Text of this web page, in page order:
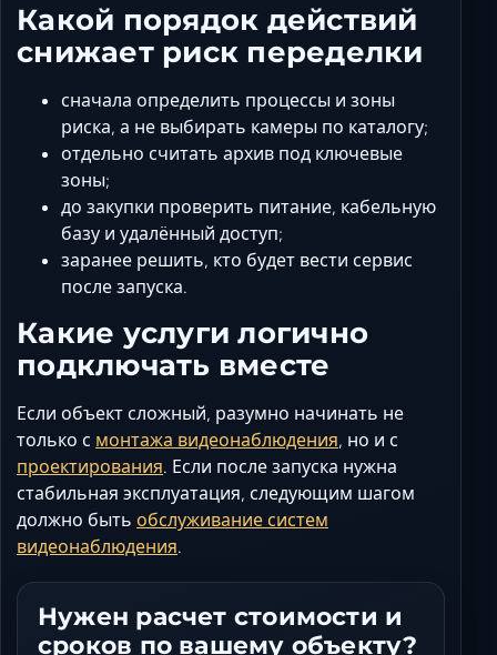
Какой порядок действий
снижает риск переделки
сначала определить процессы и зоны
риска, а не выбирать камеры по каталогу;
отдельно считать архив под ключевые
зоны;
до закупки проверить питание, кабельную
базу и удалённый доступ;
заранее решить, кто будет вести сервис
после запуска.
Какие услуги логично
подключать вместе
Если объект сложный, разумно начинать не
только с монтажа видеонаблюдения, но и с
проектирования. Если после запуска нужна
стабильная эксплуатация, следующим шагом
должно быть обслуживание систем
видеонаблюдения.
Нужен расчет стоимости и
сроков по вашему объекту?